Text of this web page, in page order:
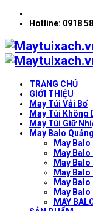
Hotline: 0918
TRANG CHỦ
GIỚI THIỆU
May Túi Vải Bố
May Túi Không
May Túi Giữ
May Balo
May
May Balo
May Balo
May Balo
May
May
MAY